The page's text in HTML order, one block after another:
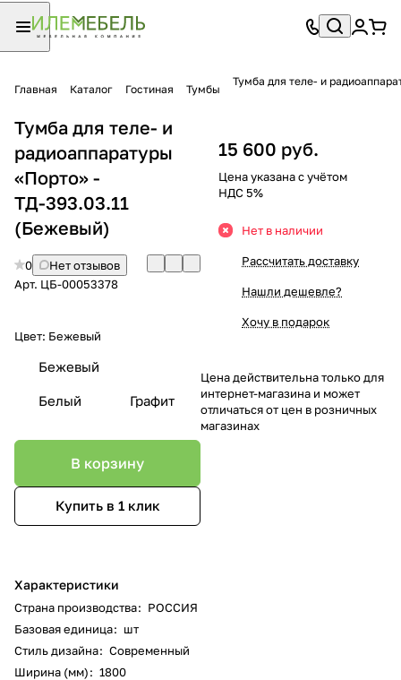
Главная Каталог Гостиная Тумбы
Тумба для теле- и
Тумба для теле- и
радиоаппаратуры
«Порто» -
ТД-393.03.11
(Бежевый)
0
Нет отзывов
Арт. ЦБ-00053378
Цвет: Бежевый
Бежевый
Белый Графит
В корзину
Купить в 1 клик
Характеристики
Страна производства: РОССИЯ
Базовая единица: шт
Стиль дизайна: Современный
Ширина (мм): 1800
15 600 руб.
Цена указана с учётом
НДС 5%
Нет в наличии
Рассчитать доставку
Нашли дешевле?
Хочу в подарок
Цена действительна только для
интернет-магазина и может
отличаться от цен в розничных
магазинах